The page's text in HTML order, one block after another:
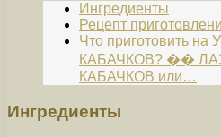
Ингредиенты
Рецепт
Что приготовить на
КАБАЧКОВ? ��
КАБАЧКОВ или…
Ингредиенты